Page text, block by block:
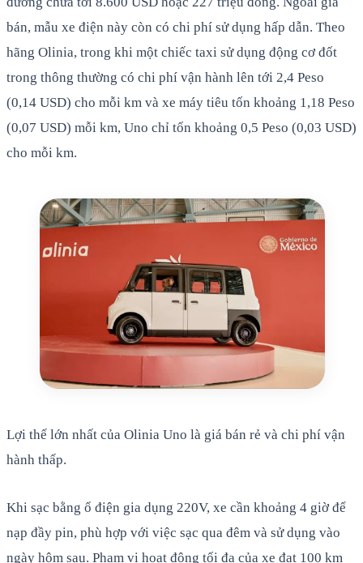
bán, mẫu xe điện này còn có chi phí sử dụng hấp dẫn. Theo
hãng Olinia, trong khi một chiếc taxi sử dụng động cơ đốt
trong thông thường có chi phí vận hành lên tới 2,4 Peso
(0,14 USD) cho mỗi km và xe máy tiêu tốn khoảng 1,18 Peso
(0,07 USD) mỗi km, Uno chỉ tốn khoảng 0,5 Peso (0,03 USD)
cho mỗi km.
Lợi thế lớn nhất của Olinia Uno là giá bán rẻ và chi phí vận
hành thấp.
Khi sạc bằng ổ điện gia dụng 220V, xe cần khoảng 4 giờ để
nạp đầy pin, phù hợp với việc sạc qua đêm và sử dụng vào
ngày hôm sau. Phạm vi hoạt động tối đa của xe đạt 100 km